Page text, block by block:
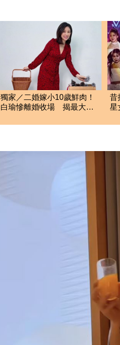
獨家／二婚嫁小10歲鮮肉！
白瑜慘離婚收場 揭最大關
昔
星